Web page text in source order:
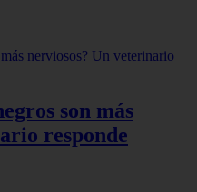
son más
responde